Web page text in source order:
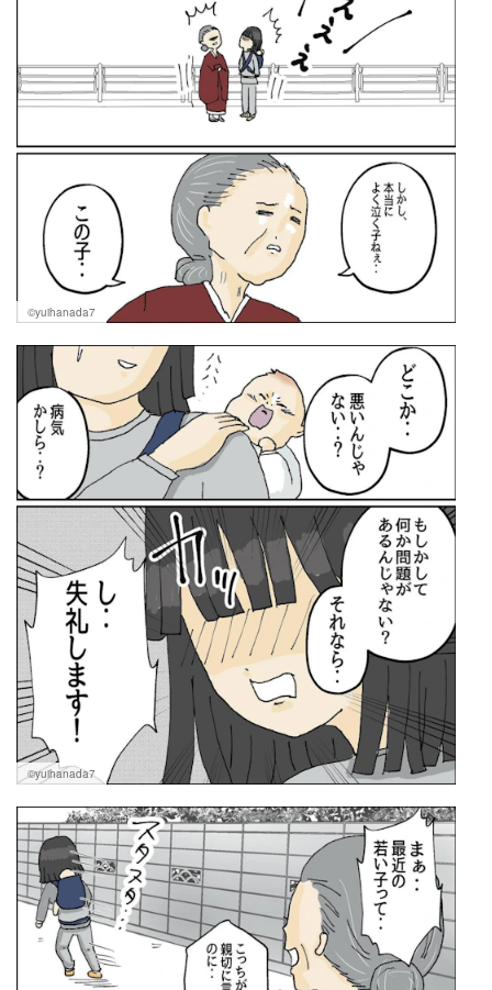
©yuihanada7
©yuihanada7